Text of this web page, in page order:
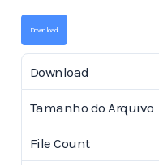
Download
Download
Tamanho do Arquivo
File Count